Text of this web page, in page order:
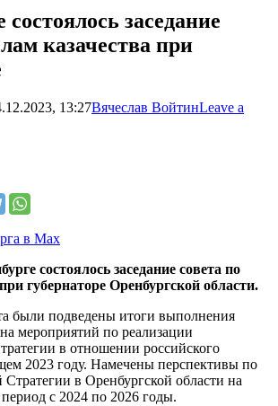
заседание
казачества при
13:27Вячеслав ВойтинLeave a
состоялось заседание совета по
губернаторе Оренбургской области.
были подведены итоги выполнения
мероприятий по реализации
в отношении российского
2023 году. Намечены перспективы по
в Оренбургской области на
с 2024 по 2026 годы.